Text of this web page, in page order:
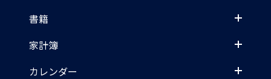
書籍
家計簿
カレンダー